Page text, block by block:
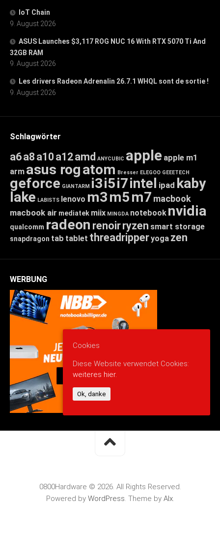
IoT Chain
9. August 2026
ASUS Launches $3,117 ROG NUC 16 With RTX 5070 Ti And
32GB RAM
9. August 2026
Les drivers Radeon Adrenalin 26.7.1 WHQL sont de sortie !
9. August 2026
Schlagwörter
a6a8 a10 a12amd ANYCUBIC apple apple m1
arm asus rogatom Bresser ELEGOO GEEETECH
geforce GIANTARM i3i5i7intel ipad kaby
lake LABISTS lenovo m3m5m7 macbook
macbook air mediatek miix MINGDA notebook nvidia
qualcomm radeon renoirryzen smart storage
snapdragon tab tablet threadripperyoga zen
WERBUNG
0800Hardware © 2026. All Rights Reserved.
Powered by WordPress. Theme by Alx.
Cookies
Diese Website verwendet Cookies:
weiteres hier.
Ok, danke